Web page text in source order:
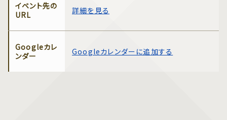
イベント先の
URL
詳細を見る
Googleカレ
ンダー
Googleカレンダーに追加する